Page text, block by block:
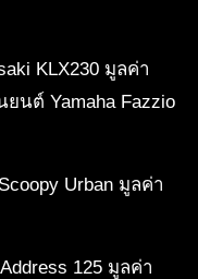
KLX230 มูลค่า
ยนต์ Yamaha Fazzio
Urban มูลค่า
125 มูลค่า